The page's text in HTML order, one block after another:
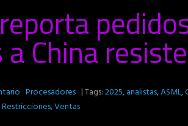
China
Procesadores | Tags:2025,analistas,ASML,
Restricciones,Ventas